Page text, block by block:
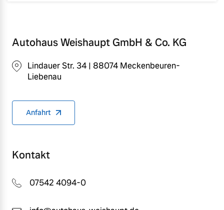
Autohaus Weishaupt GmbH & Co. KG
Lindauer Str. 34 | 88074 Meckenbeuren-
Liebenau
Anfahrt
Kontakt
07542 4094-0